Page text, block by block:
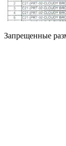
Запрещенные